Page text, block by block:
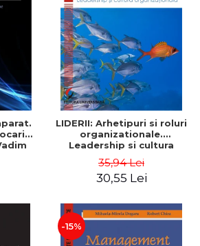
LIDERII: Arhetipuri si roluri
organizationale.
Leadership si cultura
Dumitrascu
35,94 Lei
30,55 Lei
-15%